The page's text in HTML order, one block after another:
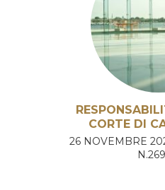
CORTE DI
26 NOVEMBRE